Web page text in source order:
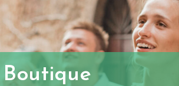
Boutique